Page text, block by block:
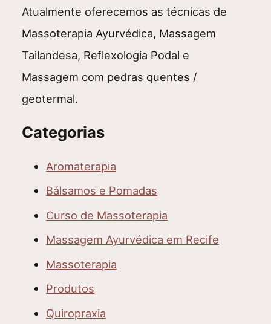
Atualmente oferecemos as técnicas de
Massoterapia Ayurvédica, Massagem
Tailandesa, Reflexologia Podal e
Massagem com pedras quentes /
geotermal.
Categorias
Aromaterapia
Bálsamos e Pomadas
Curso de Massoterapia
Massagem Ayurvédica em Recife
Massoterapia
Produtos
Quiropraxia